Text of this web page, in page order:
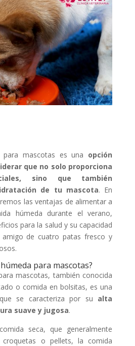
para mascotas es una opción
que no solo proporciona
sino que también
de tu mascota. En
las ventajas de alimentar a
húmeda durante el verano,
para la salud y su capacidad
de cuatro patas fresco y
para mascotas?
mascotas, también conocida
o comida en bolsitas, es una
se caracteriza por su alta
suave y jugosa.
seca, que generalmente
o pellets, la comida